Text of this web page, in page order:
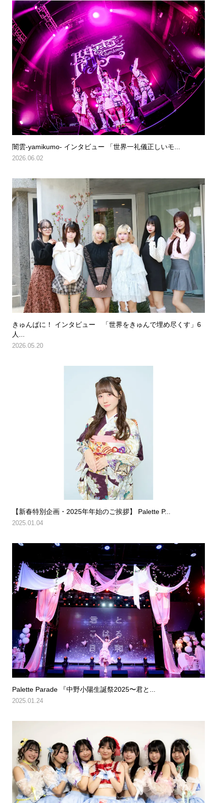
闇雲-yamikumo- インタビュー 「世界一礼儀正しいモ...
2026.06.02
きゅんぱに！ インタビュー 「世界をきゅんで埋め尽くす」6
人...
2026.05.20
【新春特別企画・2025年年始のご挨拶】 Palette P...
2025.01.04
Palette Parade 『中野小陽生誕祭2025〜君と...
2025.01.24